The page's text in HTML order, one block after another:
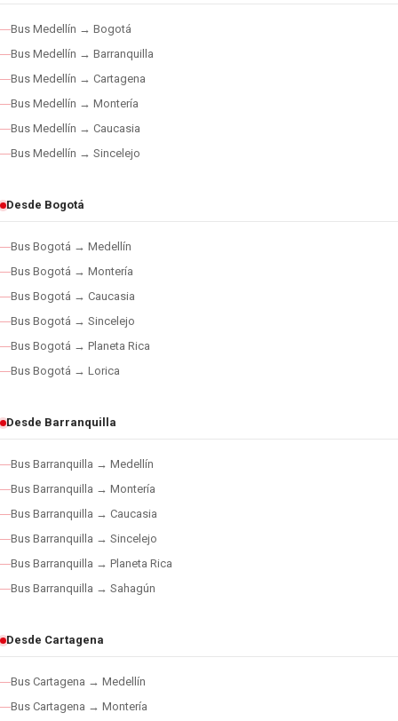
Bus Medellín → Bogotá
Bus Medellín → Barranquilla
Bus Medellín → Cartagena
Bus Medellín → Montería
Bus Medellín → Caucasia
Bus Medellín → Sincelejo
Desde Bogotá
Bus Bogotá → Medellín
Bus Bogotá → Montería
Bus Bogotá → Caucasia
Bus Bogotá → Sincelejo
Bus Bogotá → Planeta Rica
Bus Bogotá → Lorica
Desde Barranquilla
Bus Barranquilla → Medellín
Bus Barranquilla → Montería
Bus Barranquilla → Caucasia
Bus Barranquilla → Sincelejo
Bus Barranquilla → Planeta Rica
Bus Barranquilla → Sahagún
Desde Cartagena
Bus Cartagena → Medellín
Bus Cartagena → Montería